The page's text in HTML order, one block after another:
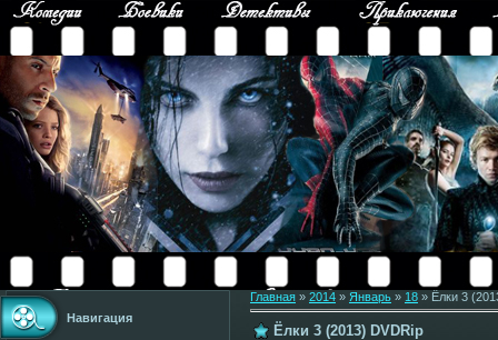
Навигация
Главная » 2014 » Январь » 18 » Ёлки 3
Ёлки 3 (2013) DVDRip